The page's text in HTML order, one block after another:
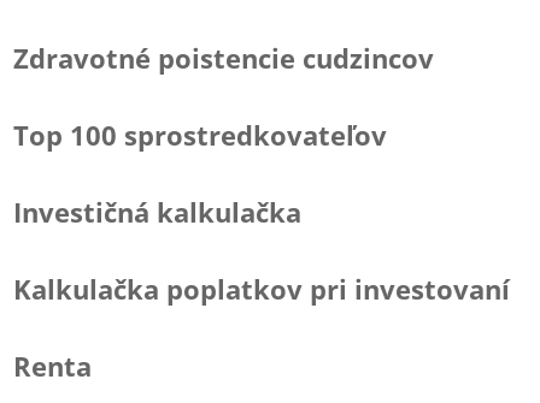
Zdravotné poistencie cudzincov
Top 100 sprostredkovateľov
Investičná kalkulačka
Kalkulačka poplatkov pri investovaní
Renta